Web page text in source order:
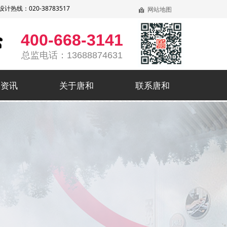
400-668-3141
总监电话：13688874631
计热线：020-38783517 낕 网站地图
讯 关于唐和 联系唐和